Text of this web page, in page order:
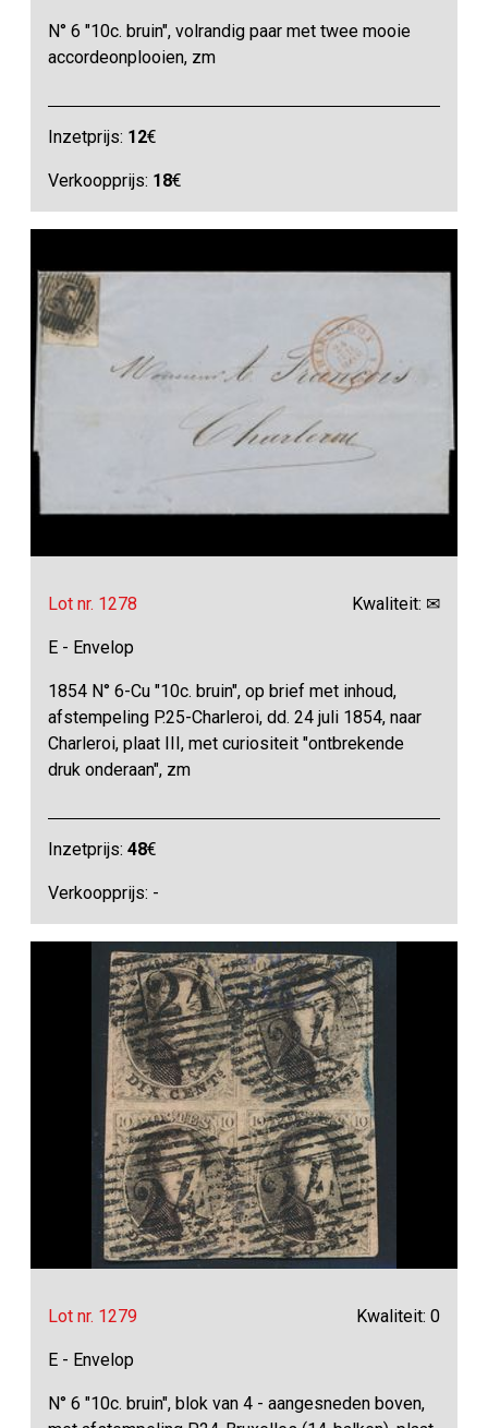
N° 6 "10c. bruin", volrandig paar met twee mooie
accordeonplooien, zm
Inzetprijs: 12€
Verkoopprijs: 18€
Lot nr. 1278 Kwaliteit: ✉
E - Envelop
1854 N° 6-Cu "10c. bruin", op brief met inhoud,
afstempeling P.25-Charleroi, dd. 24 juli 1854, naar
Charleroi, plaat III, met curiositeit "ontbrekende
druk onderaan", zm
Inzetprijs:48€
Verkoopprijs: -
Lot nr. 1279 Kwaliteit: 0
E - Envelop
N° 6 "10c. bruin", blok van 4 - aangesneden boven,